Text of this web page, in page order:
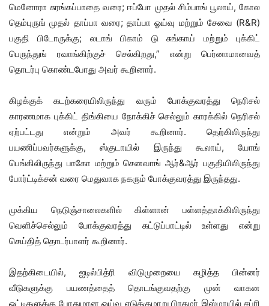
மெனோரா சுரங்கப்பாதை வரை; ஈப்போ முதல் சிம்பாங் பூலாய், கோல
தெம்புருங் முதல் தாப்பா வரை; தாப்பா ஓய்வு மற்றும் சேவை (R&R)
பகுதி பிடோருக்கு; லடாங் பிகாம் டு சுங்காய் மற்றும் புக்கிட்
பெருந்துங் ரவாங்கிற்குச் செல்கிறது,” என்று பெர்னாமாவைத்
தொடர்பு கொண்டபோது அவர் கூறினார்.
கிழக்குக் கடற்கரையிலிருந்து வரும் போக்குவரத்து நெரிசல்
காரணமாக புக்கிட் திங்கியை நோக்கிச் செல்லும் காரக்கில் நெரிசல்
ஏற்பட்டது என்றும் அவர் கூறினார். தெற்கிலிருந்து
பயணிப்பவர்களுக்கு, ஸ்குடாயில் இருந்து கூலாய், யோங்
பெங்கிலிருந்து பாகோ மற்றும் செனவாங் ஆர்&ஆர் பகுதியிலிருந்து
போர்ட்டிக்சன் வரை மெதுவாக நகரும் போக்குவரத்து இருந்தது.
முக்கிய நெடுஞ்சாலைகளில் கிள்ளான் பள்ளத்தாக்கிலிருந்து
வெளிச்செல்லும் போக்குவரத்து கட்டுப்பாட்டில் உள்ளது என்று
செய்தித் தொடர்பாளர் கூறினார்.
இதற்கிடையில், ஐடில்பித்ரி விடுமுறையை கழித்த பின்னர்
வீடுகளுக்கு பயணத்தைத் தொடங்குவதற்கு முன் வாகன
ஓட்டிகளுக்கு போதுமான ஓய்வு எடுக்குமாறு பிரதமர் இஸ்மாயில் சப்ரி